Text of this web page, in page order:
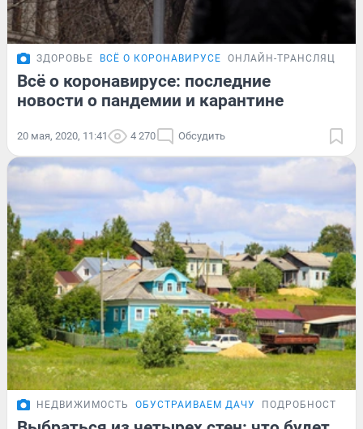
ЗДОРОВЬЕ ВСЁ О КОРОНАВИРУСЕ ОНЛАЙН-ТРАНСЛЯЦИЯ
Всё о коронавирусе: последние
новости о пандемии и карантине
20 мая, 2020, 11:41 4 270 Обсудить
НЕДВИЖИМОСТЬ ОБУСТРАИВАЕМ ДАЧУ ПОДРОБНОСТИ